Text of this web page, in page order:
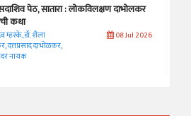
पेठ, सातारा : लोकविलक्षण दाभोलकर
कथा
म्हस्के, डॉ. शैला
दत्तप्रसाद दाभोळकर,
नायक
08 Jul 2026